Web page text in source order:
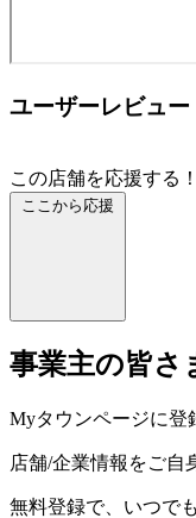
ユーザーレビュー
この店舗を応援する！
ここから応援
事業主の皆さ
Myタウンページに登
店舗/企業情報をご自
無料登録で、いつで